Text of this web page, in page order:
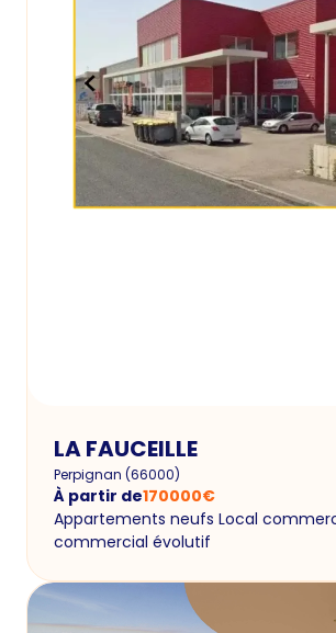
LA FAUCEILLE
Perpignan (66000)
À partir de170000€
Appartements neufs Local
commercial évolutif